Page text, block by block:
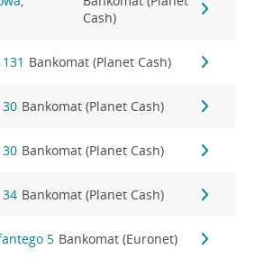
Cash)
Bankomat (Planet Cash)
Bankomat (Planet Cash)
Bankomat (Planet Cash)
Bankomat (Planet Cash)
5 Bankomat (Euronet)